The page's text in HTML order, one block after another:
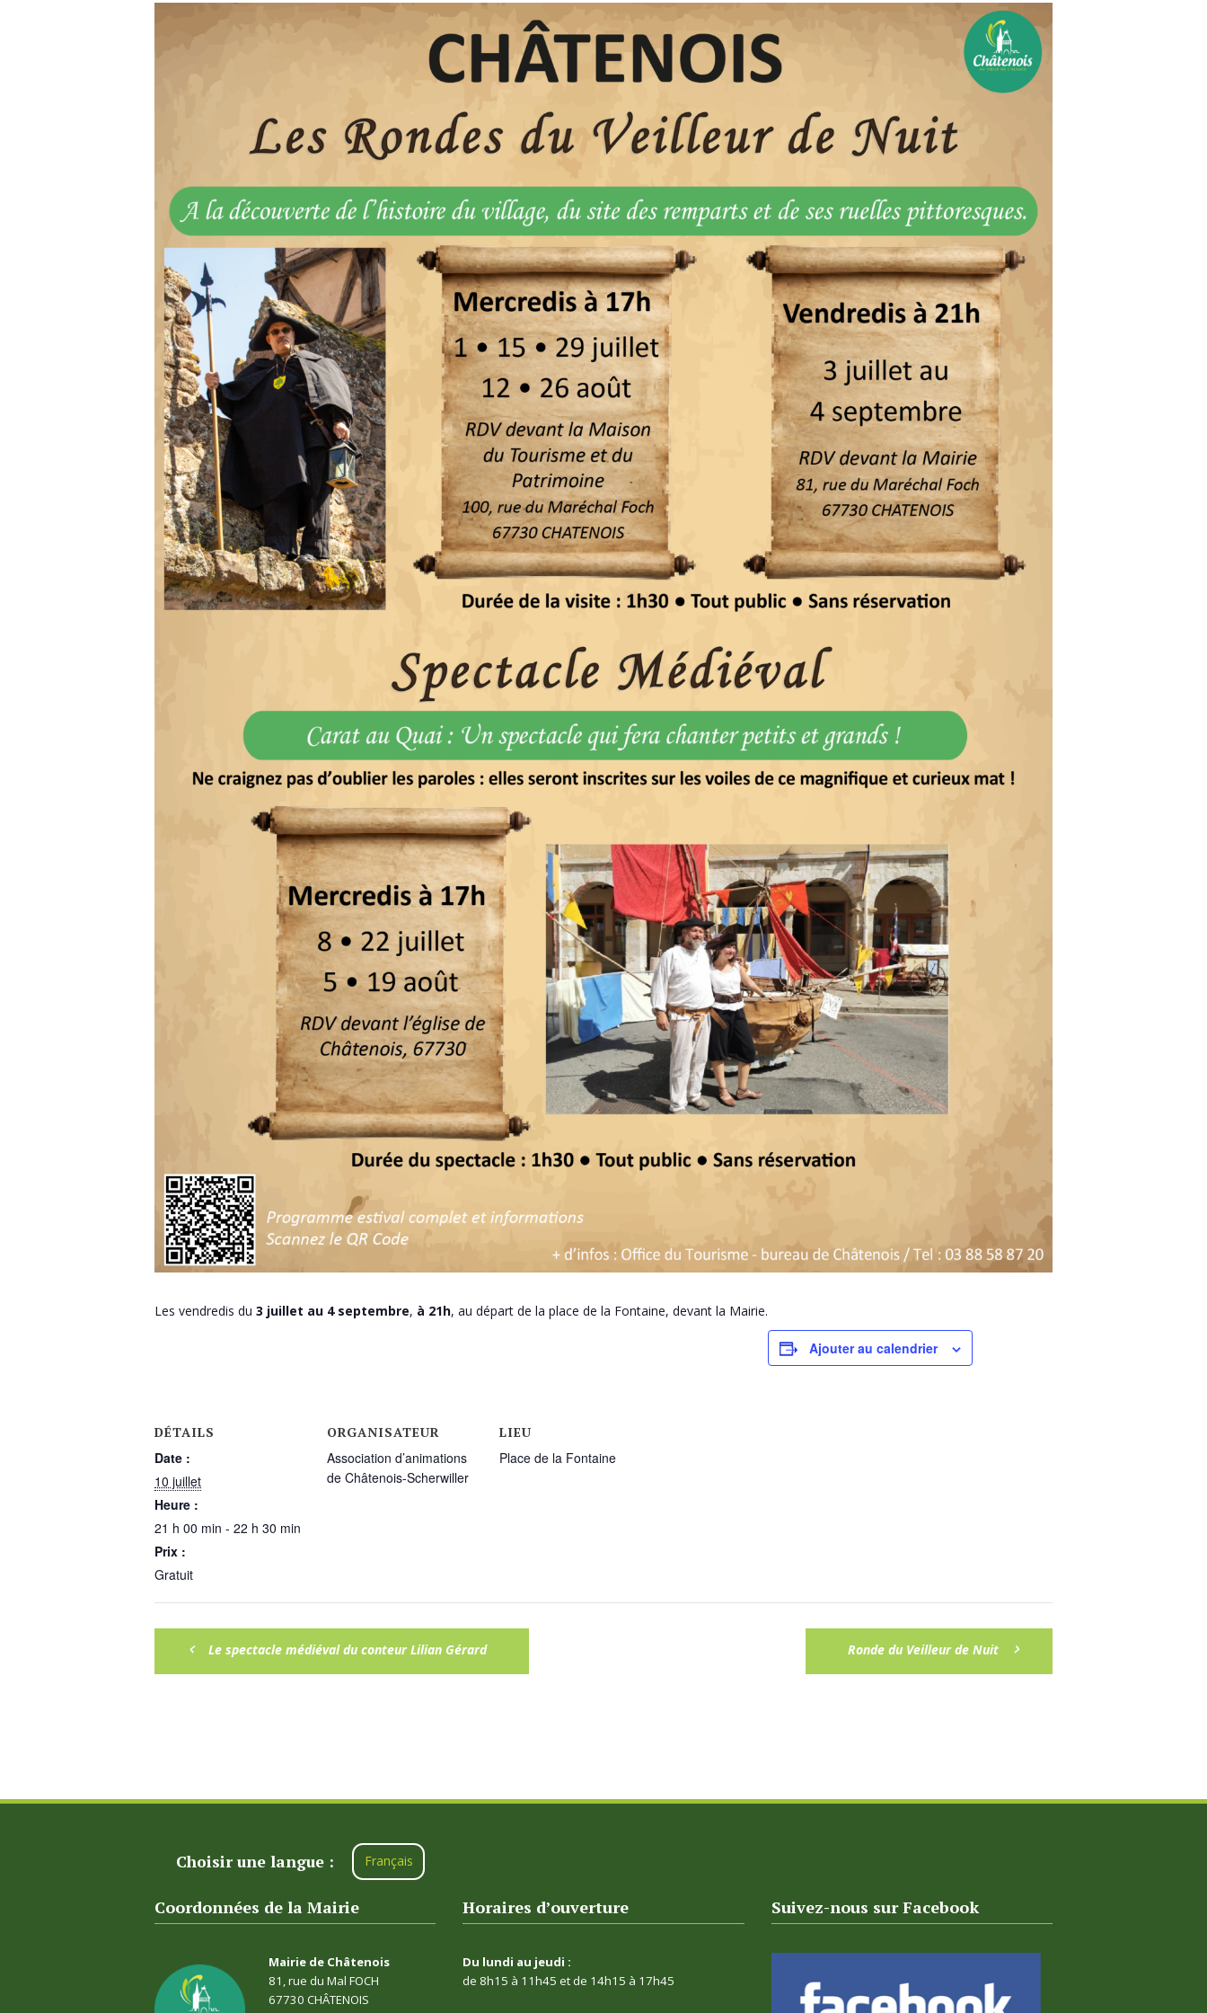
Les vendredis du 3 juillet au 4 septembre, à 21h, au départ de la place de la Fontaine, devant la Mairie.
Ajouter au calendrier
DÉTAILS
Date :
10 juillet
Heure :
21 h 00 min - 22 h 30 min
Prix :
Gratuit
ORGANISATEUR
Association d’animations
de Châtenois-Scherwiller
LIEU
Place de la Fontaine
Le spectacle médiéval du conteur Lilian Gérard Ronde du Veilleur de Nuit
Choisir une langue : Français
Coordonnées de la Mairie
Mairie de Châtenois
81, rue du Mal FOCH
67730 CHÂTENOIS
Horaires d’ouverture
Du lundi au jeudi :
de 8h15 à 11h45 et de 14h15 à 17h45
Suivez-nous sur Facebook